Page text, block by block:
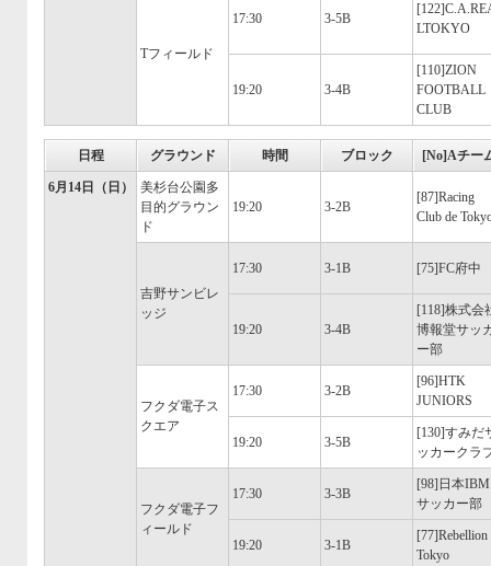
Tフィールド
17:30 3-5B
LTOKYO
19:20 3-4B
[110]ZION
FOOTBALL
CLUB
日程 グラウンド 時間 ブロック [No]Aチー
6月14日（日）
美杉台公園多
目的グラウン
ド
19:20 3-2B
[87]Racing
Club de
吉野サンビレ
ッジ
17:30 3-1B [75]FC府中
19:20 3-4B
[118]株式会
博報堂サッ
ー部
フクダ電子ス
クエア
17:30 3-2B
[96]HTK
JUNIORS
19:20 3-5B
[130]すみだ
ッカークラ
フクダ電子フ
ィールド
17:30 3-3B
[98]日本IBM
サッカー部
19:20 3-1B
[77]Rebellion
Tokyo